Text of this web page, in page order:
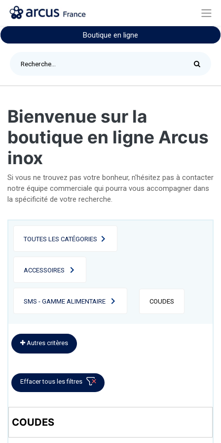
Boutique en ligne
Bienvenue sur la
boutique en ligne Arcus
inox
Si vous ne trouvez pas votre bonheur, n'hésitez pas à contacter
notre équipe commerciale qui pourra vous accompagner dans
la spécificité de votre recherche.
TOUTES LES CATÉGORIES
ACCESSOIRES
SMS - GAMME ALIMENTAIRE COUDES
Autres critères
Effacer tous les filtres
COUDES